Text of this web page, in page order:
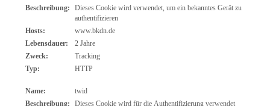
Beschreibung:
Dieses Cookie wird verwendet, um ein bekanntes Gerät zu
authentifizieren
Hosts:
www.bkdn.de
Lebensdauer:
2 Jahre
Zweck:
Tracking
Typ:
HTTP
Name:
twid
Beschreibung:
Dieses Cookie wird für die Authentifizierung verwendet